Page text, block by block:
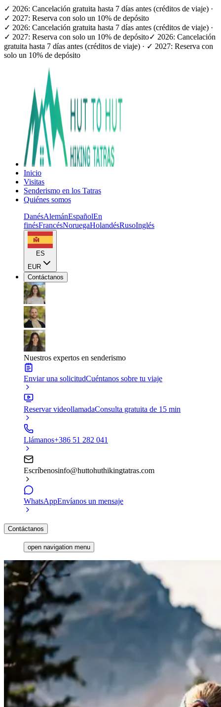
✓ 2026: Cancelación gratuita hasta 7 días antes (créditos de viaje) ·
✓ 2027: Reserva con solo un 10% de depósito
✓ 2026: Cancelación gratuita hasta 7 días antes (créditos de viaje) ·
✓ 2027: Reserva con solo un 10% de depósito✓ 2026: Cancelación
gratuita hasta 7 días antes (créditos de viaje) · ✓ 2027: Reserva con
solo un 10% de depósito
Inicio
Visitas
Senderismo en los Tatras
Quiénes somos
DanésAlemánEspañolEn
finésFrancésNoruegaHolandésRusoInglés
ES
EUR
Contáctanos
Nuestros expertos en senderismo
Enviar una solicitudCuéntanos sobre tu viaje
Reservar videollamadaConsulta gratuita de 15 min
Llámanos+386 51 282 041
Escríbenosinfo@huttohuthikingtatras.com
WhatsAppEnvíanos un mensaje
Contáctanos
open navigation menu